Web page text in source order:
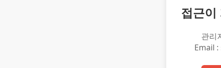
접근이
관리
Email